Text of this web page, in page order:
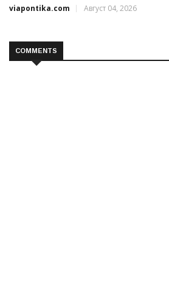
viapontika.com
Август 04, 2026
COMMENTS